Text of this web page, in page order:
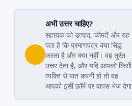
अभी उत्तर चाहिए?
सहायक को उत्पाद, कीमतें और यह
पता है कि प्रमाणपत्र क्या सिद्ध
करता है और क्या नहीं। वह तुरंत
उत्तर देता है, और यदि आपको किसी
व्यक्ति से बात करनी हो तो वह
आपको इसी फ़ॉर्म पर वापस भेज